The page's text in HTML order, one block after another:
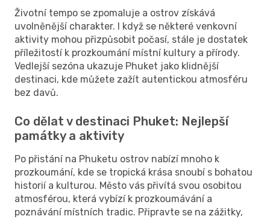
Životní tempo se zpomaluje a ostrov získává
uvolněnější charakter. I když se některé venkovní
aktivity mohou přizpůsobit počasí, stále je dostatek
příležitostí k prozkoumání místní kultury a přírody.
Vedlejší sezóna ukazuje Phuket jako klidnější
destinaci, kde můžete zažít autentickou atmosféru
bez davů.
Co dělat v destinaci Phuket: Nejlepší
památky a aktivity
Po přistání na Phuketu ostrov nabízí mnoho k
prozkoumání, kde se tropická krása snoubí s bohatou
historií a kulturou. Město vás přivítá svou osobitou
atmosférou, která vybízí k prozkoumávání a
poznávání místních tradic. Připravte se na zážitky,